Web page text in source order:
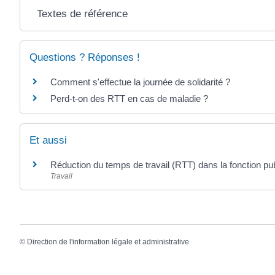
Textes de référence
Questions ? Réponses !
Comment s'effectue la journée de solidarité ?
Perd-t-on des RTT en cas de maladie ?
Et aussi
Réduction du temps de travail (RTT) dans la fonction
Travail
© Direction de l'information légale et administrative